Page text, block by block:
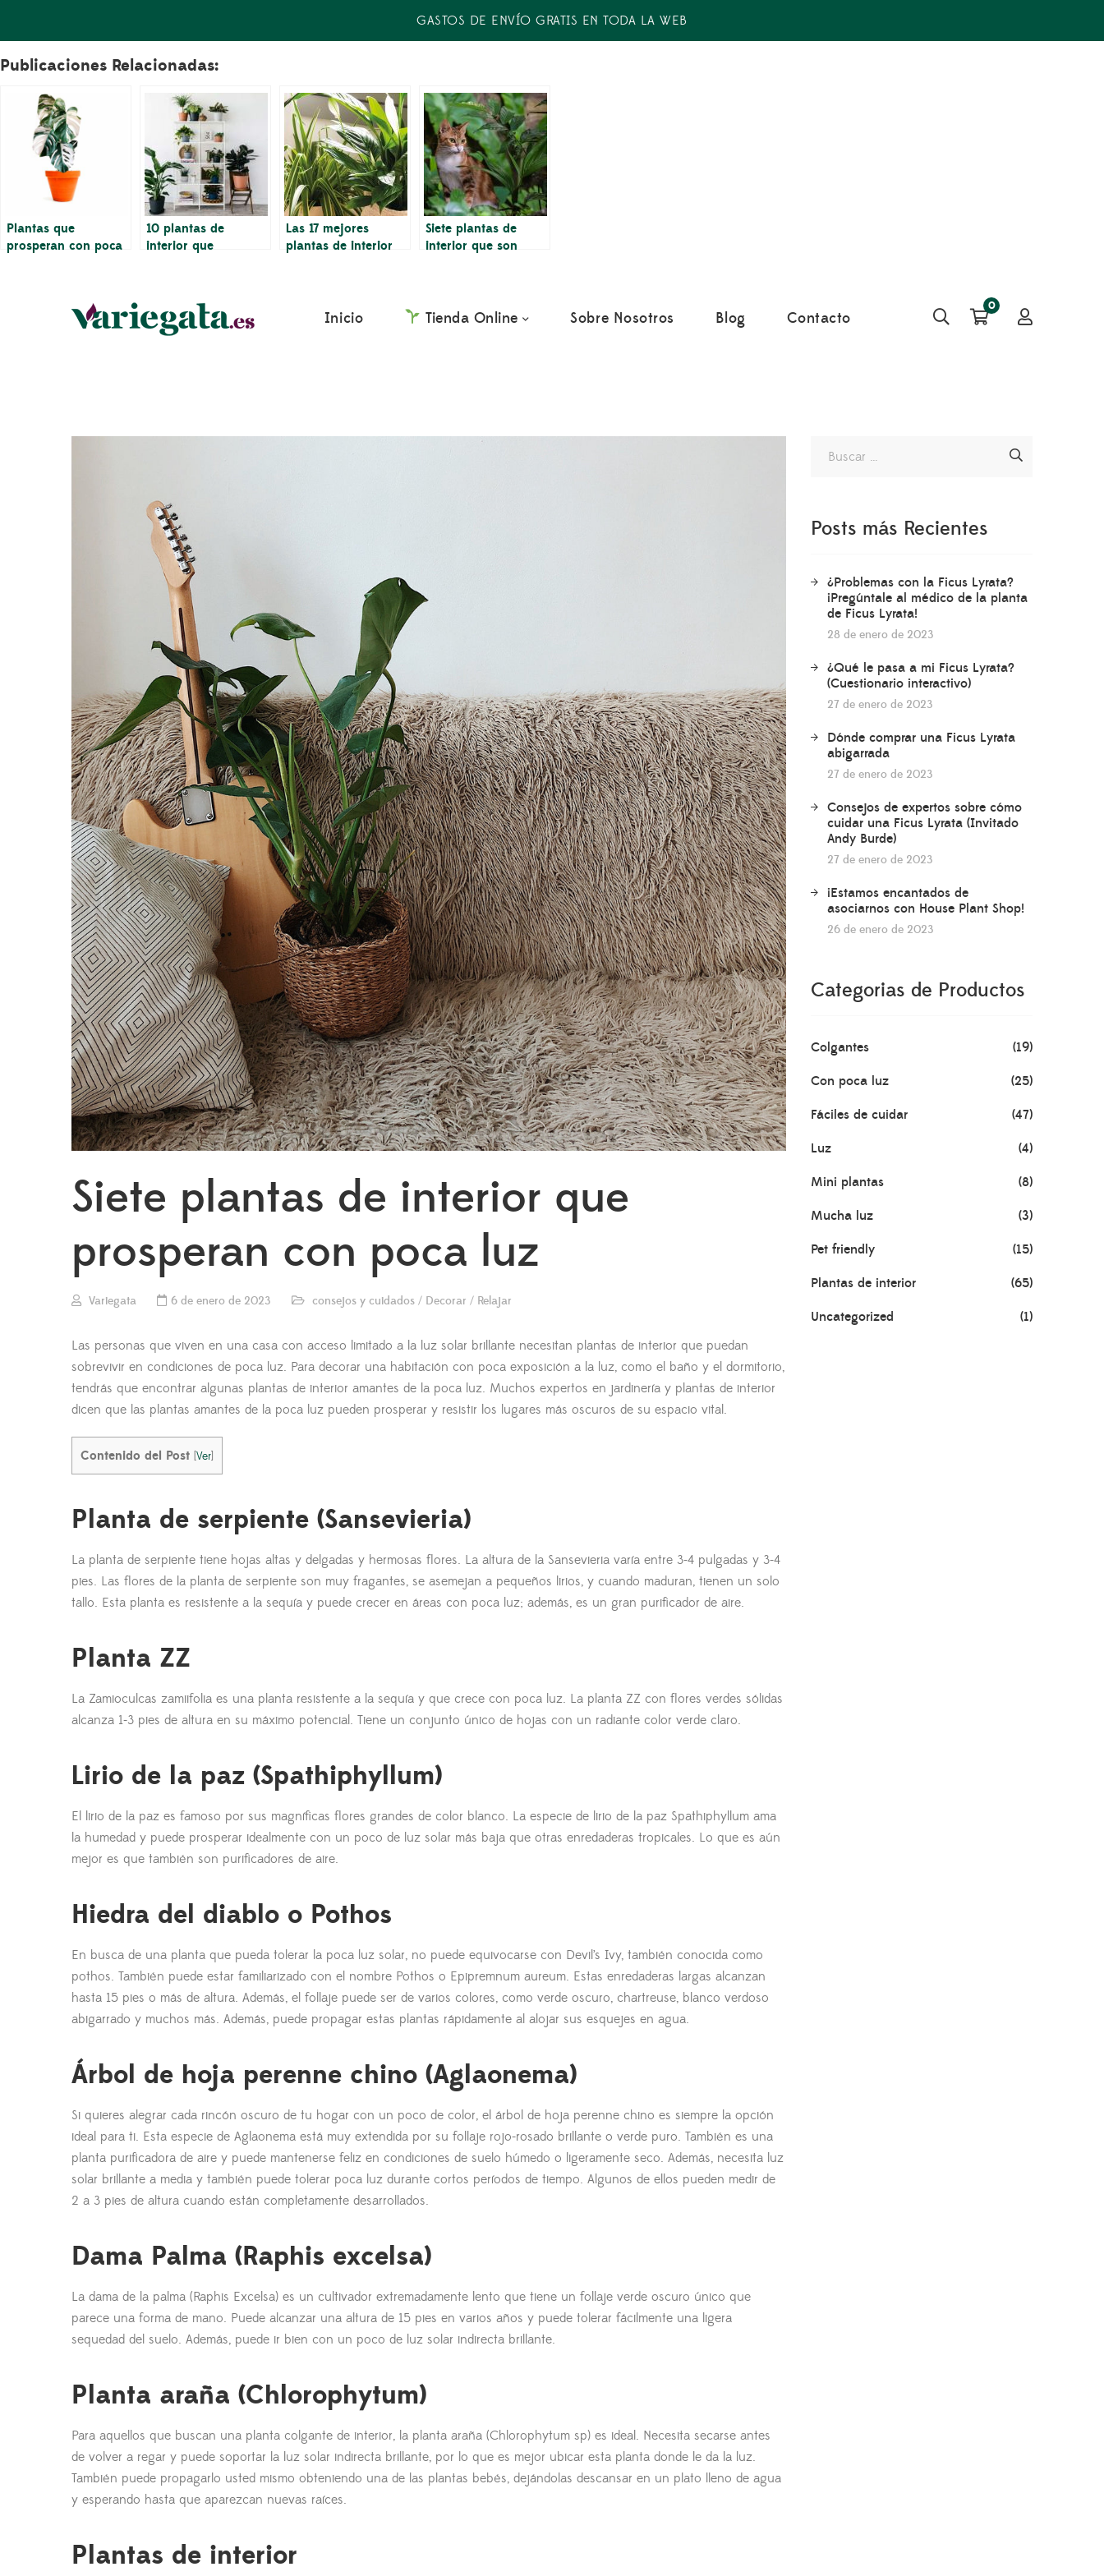
GASTOS DE ENVÍO GRATIS EN TODA LA WEB
Publicaciones Relacionadas:
Plantas que
prosperan con poca
10 plantas de
interior que
Las 17 mejores
plantas de interior
Siete plantas de
interior que son
Inicio Tienda Online Sobre Nosotros Blog Contacto
0
Siete plantas de interior que
prosperan con poca luz
Variegata 6 de enero de 2023 consejos y cuidados / Decorar / Relajar
Las personas que viven en una casa con acceso limitado a la luz solar brillante necesitan plantas de interior que puedan
sobrevivir en condiciones de poca luz. Para decorar una habitación con poca exposición a la luz, como el baño y el dormitorio,
tendrás que encontrar algunas plantas de interior amantes de la poca luz. Muchos expertos en jardinería y plantas de interior
dicen que las plantas amantes de la poca luz pueden prosperar y resistir los lugares más oscuros de su espacio vital.
Contenido del Post [Ver]
Planta de serpiente (Sansevieria)
La planta de serpiente tiene hojas altas y delgadas y hermosas flores. La altura de la Sansevieria varía entre 3-4 pulgadas y 3-4
pies. Las flores de la planta de serpiente son muy fragantes, se asemejan a pequeños lirios, y cuando maduran, tienen un solo
tallo. Esta planta es resistente a la sequía y puede crecer en áreas con poca luz; además, es un gran purificador de aire.
Planta ZZ
La Zamioculcas zamiifolia es una planta resistente a la sequía y que crece con poca luz. La planta ZZ con flores verdes sólidas
alcanza 1-3 pies de altura en su máximo potencial. Tiene un conjunto único de hojas con un radiante color verde claro.
Lirio de la paz (Spathiphyllum)
El lirio de la paz es famoso por sus magníficas flores grandes de color blanco. La especie de lirio de la paz Spathiphyllum ama
la humedad y puede prosperar idealmente con un poco de luz solar más baja que otras enredaderas tropicales. Lo que es aún
mejor es que también son purificadores de aire.
Hiedra del diablo o Pothos
En busca de una planta que pueda tolerar la poca luz solar, no puede equivocarse con Devil’s Ivy, también conocida como
pothos. También puede estar familiarizado con el nombre Pothos o Epipremnum aureum. Estas enredaderas largas alcanzan
hasta 15 pies o más de altura. Además, el follaje puede ser de varios colores, como verde oscuro, chartreuse, blanco verdoso
abigarrado y muchos más. Además, puede propagar estas plantas rápidamente al alojar sus esquejes en agua.
Árbol de hoja perenne chino (Aglaonema)
Si quieres alegrar cada rincón oscuro de tu hogar con un poco de color, el árbol de hoja perenne chino es siempre la opción
ideal para ti. Esta especie de Aglaonema está muy extendida por su follaje rojo-rosado brillante o verde puro. También es una
planta purificadora de aire y puede mantenerse feliz en condiciones de suelo húmedo o ligeramente seco. Además, necesita luz
solar brillante a media y también puede tolerar poca luz durante cortos períodos de tiempo. Algunos de ellos pueden medir de
2 a 3 pies de altura cuando están completamente desarrollados.
Dama Palma (Raphis excelsa)
La dama de la palma (Raphis Excelsa) es un cultivador extremadamente lento que tiene un follaje verde oscuro único que
parece una forma de mano. Puede alcanzar una altura de 15 pies en varios años y puede tolerar fácilmente una ligera
sequedad del suelo. Además, puede ir bien con un poco de luz solar indirecta brillante.
Planta araña (Chlorophytum)
Para aquellos que buscan una planta colgante de interior, la planta araña (Chlorophytum sp) es ideal. Necesita secarse antes
de volver a regar y puede soportar la luz solar indirecta brillante, por lo que es mejor ubicar esta planta donde le da la luz.
También puede propagarlo usted mismo obteniendo una de las plantas bebés, dejándolas descansar en un plato lleno de agua
y esperando hasta que aparezcan nuevas raíces.
Plantas de interior
Posts más Recientes
¿Problemas con la Ficus Lyrata?
¡Pregúntale al médico de la planta
de Ficus Lyrata!
28 de enero de 2023
¿Qué le pasa a mi Ficus Lyrata?
(Cuestionario interactivo)
27 de enero de 2023
Dónde comprar una Ficus Lyrata
abigarrada
27 de enero de 2023
Consejos de expertos sobre cómo
cuidar una Ficus Lyrata (Invitado
Andy Burde)
27 de enero de 2023
¡Estamos encantados de
asociarnos con House Plant Shop!
26 de enero de 2023
Categorias de Productos
Colgantes (19)
Con poca luz (25)
Fáciles de cuidar (47)
Luz (4)
Mini plantas (8)
Mucha luz (3)
Pet friendly (15)
Plantas de interior (65)
Uncategorized (1)